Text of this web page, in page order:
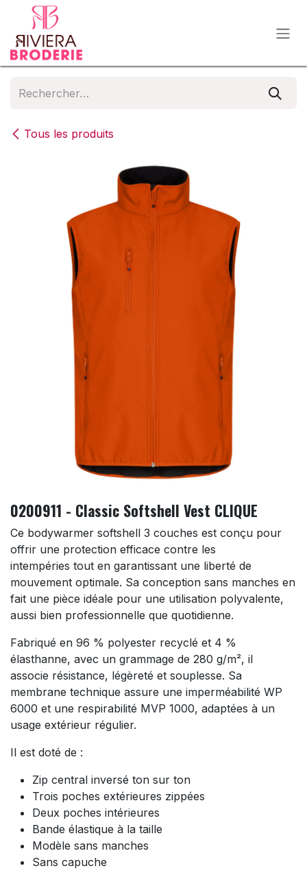
Se rendre au contenu
Tous les produits
0200911 - Classic Softshell Vest CLIQUE
Ce bodywarmer softshell 3 couches est conçu pour
offrir une protection efficace contre les
intempéries tout en garantissant une liberté de
mouvement optimale. Sa conception sans manches en
fait une pièce idéale pour une utilisation polyvalente,
aussi bien professionnelle que quotidienne.
Fabriqué en 96 % polyester recyclé et 4 %
élasthanne, avec un grammage de 280 g/m², il
associe résistance, légèreté et souplesse. Sa
membrane technique assure une imperméabilité WP
6000 et une respirabilité MVP 1000, adaptées à un
usage extérieur régulier.
Il est doté de :
Zip central inversé ton sur ton
Trois poches extérieures zippées
Deux poches intérieures
Bande élastique à la taille
Modèle sans manches
Sans capuche